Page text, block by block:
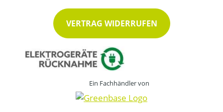
VERTRAG WIDERRUFEN
Ein Fachhändler von